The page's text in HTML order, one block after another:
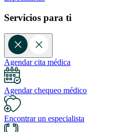
Servicios para ti
Agendar cita médica
Agendar chequeo médico
Encontrar un especialista